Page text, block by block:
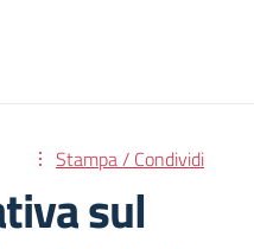
Stampa / Condividi
sul